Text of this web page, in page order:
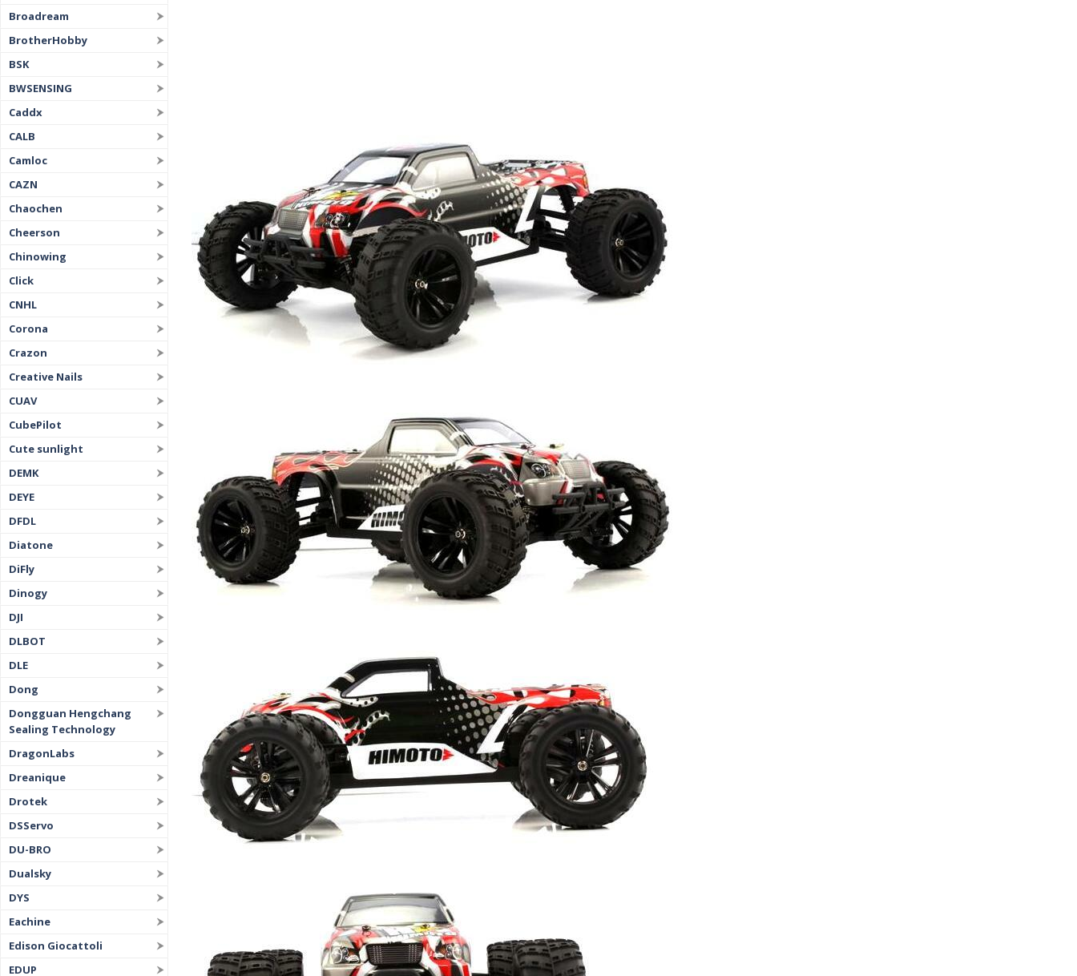
Broadream
BrotherHobby
BSK
BWSENSING
Caddx
CALB
Camloc
CAZN
Chaochen
Cheerson
Chinowing
Click
CNHL
Corona
Crazon
Creative Nails
CUAV
CubePilot
Cute sunlight
DEMK
DEYE
DFDL
Diatone
DiFly
Dinogy
DJI
DLBOT
DLE
Dong
Dongguan Hengchang
Sealing Technology
DragonLabs
Dreanique
Drotek
DSServo
DU-BRO
Dualsky
DYS
Eachine
Edison Giocattoli
EDUP